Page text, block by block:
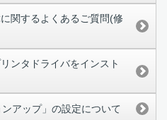
関するよくあるご質問(修
ンタドライバをインスト
アップ」の設定について